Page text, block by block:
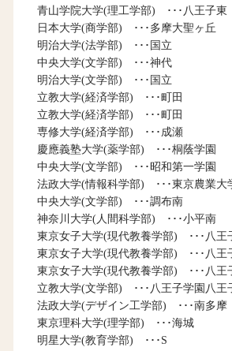
青山学院大学(理工学部) ･･･八王子東
日本大学(商学部) ･･･多摩大聖ヶ丘
明治大学(法学部) ･･･国立
中央大学(文学部) ･･･神代
明治大学(文学部) ･･･国立
立教大学(経済学部) ･･･町田
立教大学(経済学部) ･･･町田
専修大学(経済学部) ･･･成瀬
慶應義塾大学(薬学部) ･･･桐蔭学園
中央大学(文学部) ･･･昭和第一学園
法政大学(情報科学部) ･･･東京農業大
中央大学(文学部) ･･･調布南
神奈川大学(人間科学部) ･･･小平南
東京女子大学(現代教養学部) ･･･八王
東京女子大学(現代教養学部) ･･･八王
東京女子大学(現代教養学部) ･･･八王
立教大学(文学部) ･･･八王子学園八王
法政大学(デザイン工学部) ･･･南多摩
東京理科大学(理学部) ･･･海城
明星大学(教育学部) ･･･S